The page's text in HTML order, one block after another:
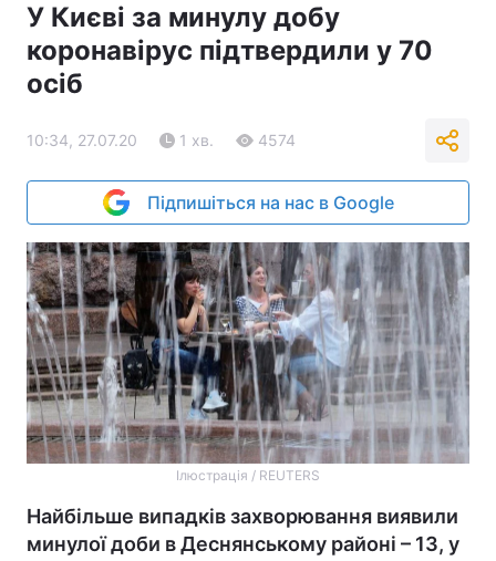
У Києві за минулу добу
коронавірус підтвердили у 70
осіб
10:34, 27.07.20 1 хв. 4574
Підпишіться на нас в Google
Ілюстрація / REUTERS
Найбільше випадків захворювання виявили
минулої доби в Деснянському районі – 13, у